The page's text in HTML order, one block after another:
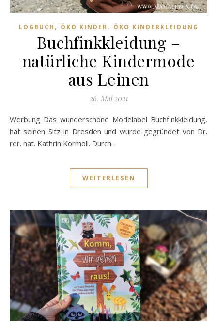
LOGBUCH , ÖKO KINDER, ÖKO KINDERKLEIDUNG
Buchfinkkleidung –
natürliche Kindermode
aus Leinen
26. Mai 2021
Werbung Das wunderschöne Modelabel Buchfinkkleidung,
hat seinen Sitz in Dresden und wurde gegründet von Dr.
rer. nat. Kathrin Kormoll. Durch…
WEITERLESEN